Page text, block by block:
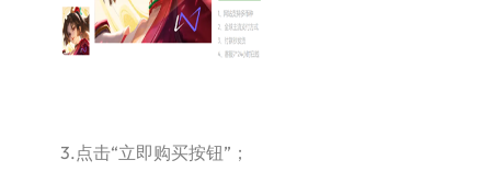
3.点击“立即购买按钮”；